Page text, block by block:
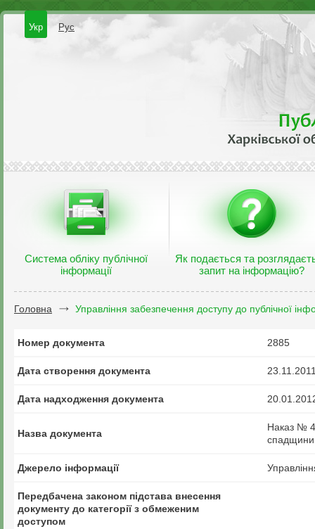
Укр Рус
Система обліку публічної
інформації
Як подається та
запит на інформацію?
Головна Управління забезпечення доступу до публічної
Номер документа 2885
Дата створення документа
Дата надходження документа
Назва документа
Наказ №
спадщини
Джерело інформації
Передбачена законом підстава внесення
документу до категорії з обмеженим
доступом